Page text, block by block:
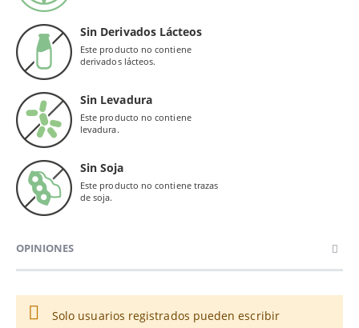
Sin Derivados Lácteos
Este producto no contiene
derivados lácteos.
Sin Levadura
Este producto no contiene
levadura.
Sin Soja
Este producto no contiene trazas
de soja.
OPINIONES
Solo usuarios registrados pueden escribir